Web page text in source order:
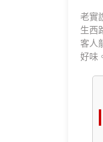
老實
生西
客人
好味